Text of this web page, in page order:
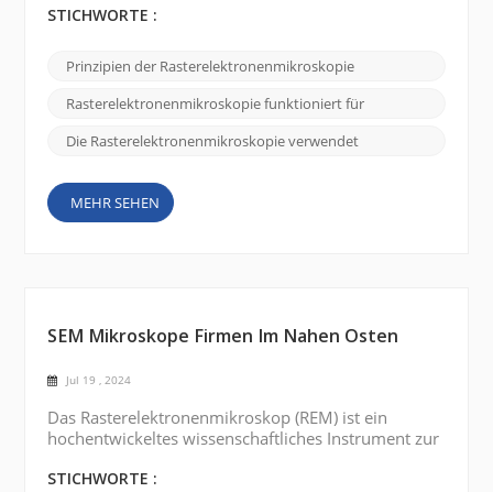
Probe zu untersuchen und ein hochauflösendes,
SEM funktioniert mithilfe einer Elektronenquelle,
üblicherweise einem erhitzten Wolframfaden oder
einer Feldemissionskanone, um einen
STICHWORTE :
Prinzipien der Rasterelektronenmikroskopie
Rasterelektronenmikroskopie funktioniert für
Die Rasterelektronenmikroskopie verwendet
MEHR SEHEN
SEM Mikroskope Firmen Im Nahen Osten
Jul 19 , 2024
Das Rasterelektronenmikroskop (REM) ist ein
hochentwickeltes wissenschaftliches Instrument zur
Mehrere Länder im Nahen Osten verfügen über gut
STICHWORTE :